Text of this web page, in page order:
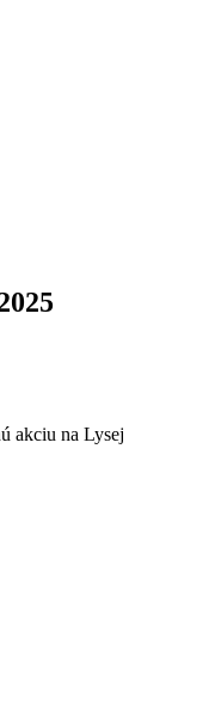
akciu na Lysej